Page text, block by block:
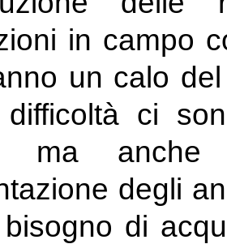
in campo
un calo
ci
ma
degli
bisogno di